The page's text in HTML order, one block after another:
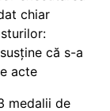
chiar
că s-a
acte
medalii de